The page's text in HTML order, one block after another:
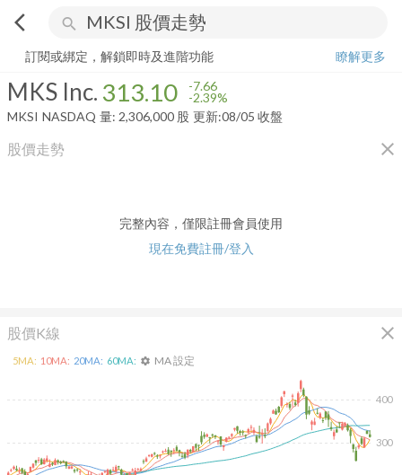
arrow_back_ios search
MKS Inc. 313.10 -2.39%
訂閱或綁定，解鎖即時及進階功能
瞭解更多
MKS Inc. 313.10 -7.66
-2.39%
MKSI NASDAQ 量: 2,306,000 股 更新:08/05 收盤
股價走勢 close
完整內容，僅限註冊會員使用
現在免費註冊/登入
股價K線 close
300
400
5MA: 10MA: 20MA: 60MA: settings MA 設定